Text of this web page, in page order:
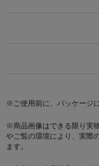
※ご使用前に、パッケージ
※商品画像はできる限り実
やご覧の環境により、実際
ます。